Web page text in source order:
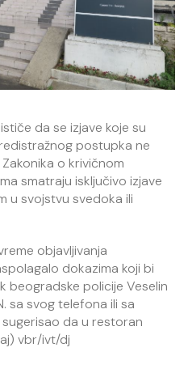
da se izjave koje su
postupka ne
o krivičnom
smatraju isključivo izjave
u svojstvu svedoka ili
objavljivanja
dokazima koji bi
beogradske policije Veselin
sa svog telefona ili sa
da u restoran
vbr/ivt/dj